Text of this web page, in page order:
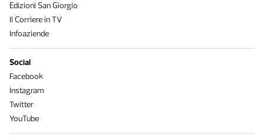
Edizioni San Giorgio
Il Corriere in TV
Infoaziende
Social
Facebook
Instagram
Twitter
YouTube